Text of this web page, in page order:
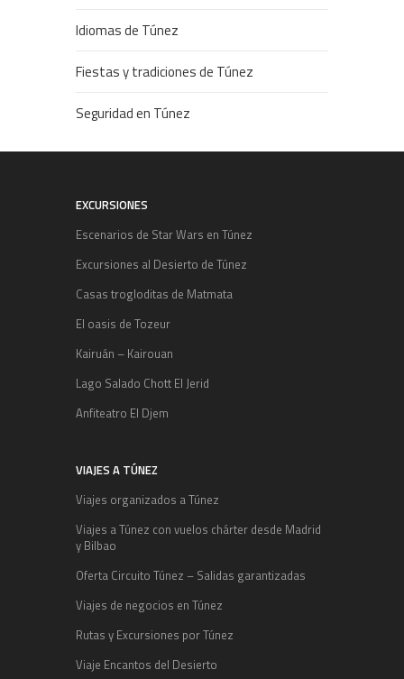
Idiomas de Túnez
Fiestas y tradiciones de Túnez
Seguridad en Túnez
EXCURSIONES
Escenarios de Star Wars en Túnez
Excursiones al Desierto de Túnez
Casas trogloditas de Matmata
El oasis de Tozeur
Kairuán – Kairouan
Lago Salado Chott El Jerid
Anfiteatro El Djem
VIAJES A TÚNEZ
Viajes organizados a Túnez
Viajes a Túnez con vuelos chárter desde Madrid
y Bilbao
Oferta Circuito Túnez – Salidas garantizadas
Viajes de negocios en Túnez
Rutas y Excursiones por Túnez
Viaje Encantos del Desierto